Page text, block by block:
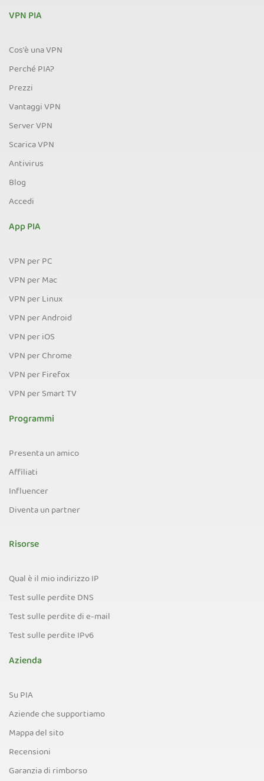
VPN PIA
Cos'è una VPN
Perché PIA?
Prezzi
Vantaggi VPN
Server VPN
Scarica VPN
Antivirus
Blog
Accedi
App PIA
VPN per PC
VPN per Mac
VPN per Linux
VPN per Android
VPN per iOS
VPN per Chrome
VPN per Firefox
VPN per Smart TV
Programmi
Presenta un amico
Affiliati
Influencer
Diventa un partner
Risorse
Qual è il mio indirizzo IP
Test sulle perdite DNS
Test sulle perdite di e-mail
Test sulle perdite IPv6
Azienda
Su PIA
Aziende che supportiamo
Mappa del sito
Recensioni
Garanzia di rimborso